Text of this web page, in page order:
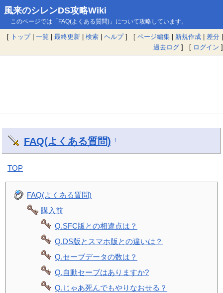
風来のシレンDS攻略Wiki
このページでは「FAQ(よくある質問)」について攻略しています。
[ トップ| 一覧 | 最終更新 | 検索 | ヘルプ] [ ページ編集 | 新規作成 | 差分 |
過去ログ ] [ ログイン ]
FAQ(よくある質問) †
TOP
FAQ(よくある質問)
購入前
Q.SFC版との相違点は？
Q.DS版とスマホ版との違いは？
Q.セーブデータの数は？
Q.自動セーブはありますか?
Q.じゃあ死んでもやりなおせる？